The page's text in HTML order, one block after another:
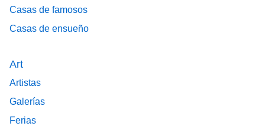
Casas de famosos
Casas de ensueño
Art
Artistas
Galerías
Ferias